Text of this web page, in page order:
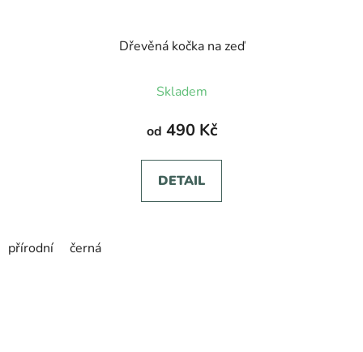
Dřevěná kočka na zeď
Skladem
od 490 Kč
DETAIL
přírodní černá